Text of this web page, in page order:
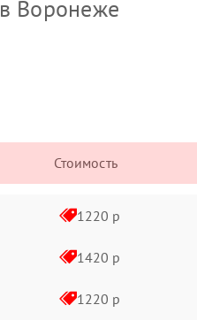
в Воронеже
Стоимость
1220 р
1420 р
1220 р